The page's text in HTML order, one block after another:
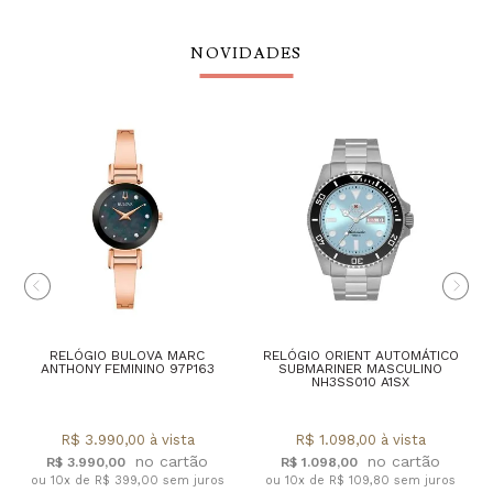
NOVIDADES
RELÓGIO BULOVA MARC
ANTHONY FEMININO 97P163
R$ 3.990,00
R$ 3.990,00 à vista
ou 10x de R$ 399,00 sem juros
RELÓGIO ORIENT AUTOMÁTICO
SUBMARINER MASCULINO
NH3SS010 A1SX
R$ 1.098,00
R$ 1.098,00 à vista
ou 10x de R$ 109,80 sem juros